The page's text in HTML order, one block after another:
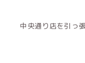
中央通り店を引っ